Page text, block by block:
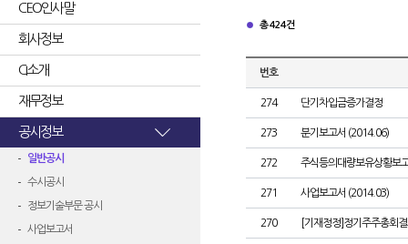
CEO인사말
회사정보
CI소개
재무정보
공시정보
일반공시
수시공시
정보기술부문 공시
사업보고서
총 424건
번호
274 단기차입금증가결정
273 분기보고서 (2014.06)
272 주식등의대량보유상황보
271 사업보고서 (2014.03)
270 [기재정정]정기주주총회